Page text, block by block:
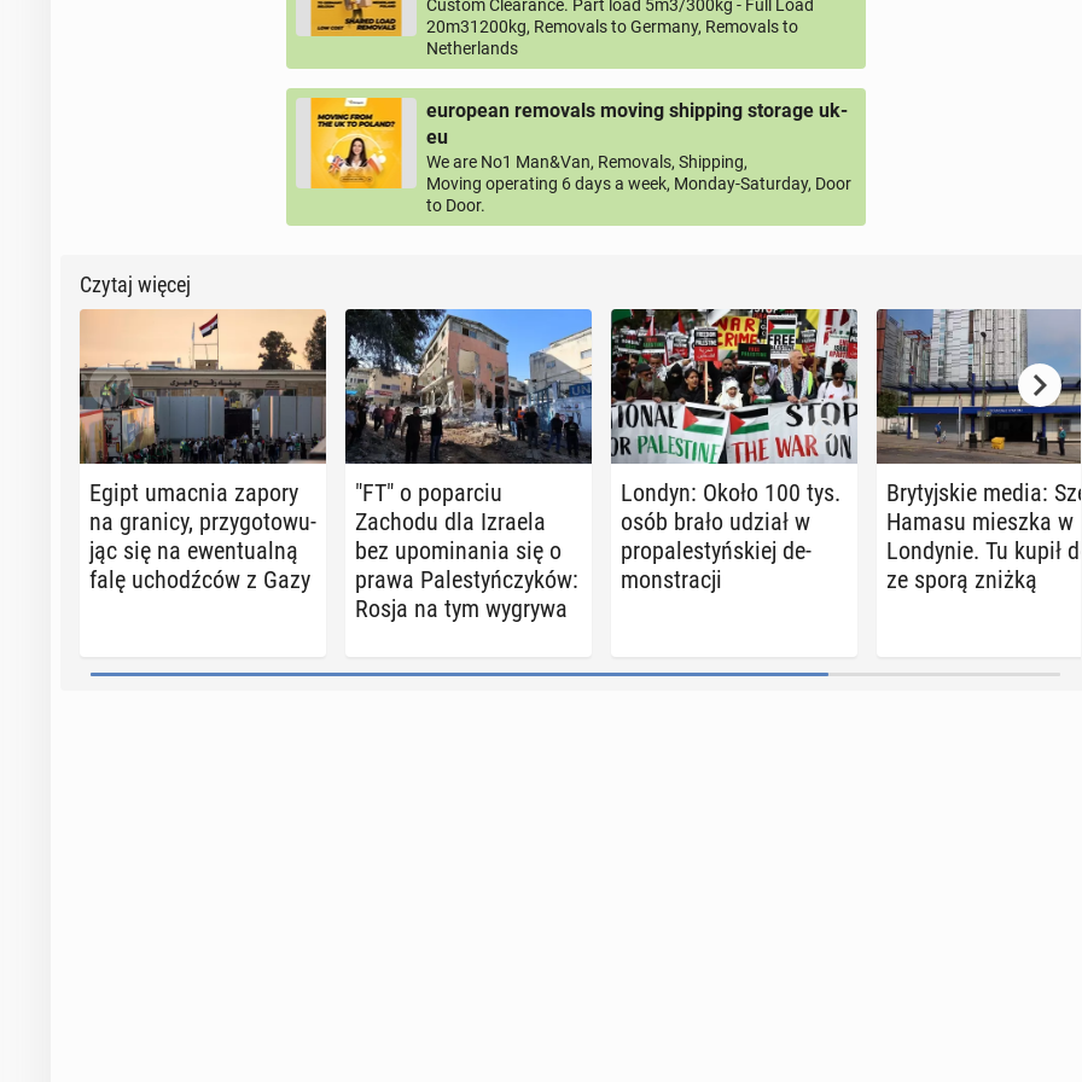
Custom Clearance. Part load 5m3/300kg - Full Load
20m31200kg, Removals to Germany, Removals to
Netherlands
european removals moving shipping storage uk-
eu
We are No1 Man&Van, Removals, Shipping,
Moving operating 6 days a week, Monday-Saturday, Door
to Door.
Czytaj więcej
Egipt umacnia zapory
na granicy, przy­go­to­wu­
jąc się na ewen­tu­al­ną
falę uchodź­ców z Gazy
"FT" o po­par­ciu
Zachodu dla Izraela
bez upo­mi­na­nia się o
prawa Pa­le­styń­czy­ków:
Rosja na tym wygrywa
Londyn: Około 100 tys.
osób brało udział w
pro­pa­le­styń­skiej de­
mon­stra­cji
Bry­tyj­skie media: Szef
Hamasu mieszka w
Lon­dy­nie. Tu kupił
ze sporą zniżką